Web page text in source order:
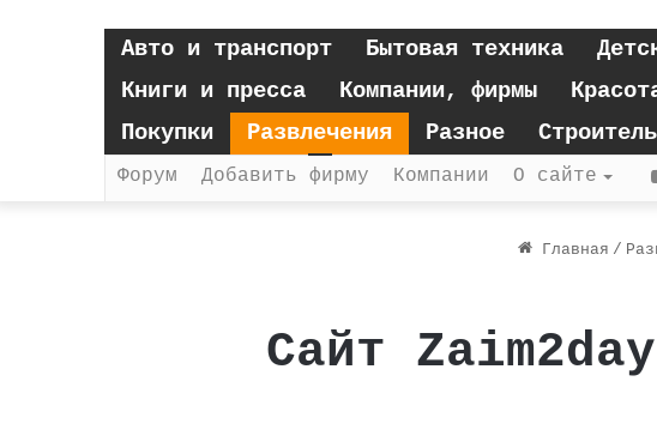
Авто и транспорт Бытовая техника
Книги и пресса
Компании, фирмы
Покупки
Развлечения Разное
Форум Добавить фирму Компании О сайте
Главная /
Сайт